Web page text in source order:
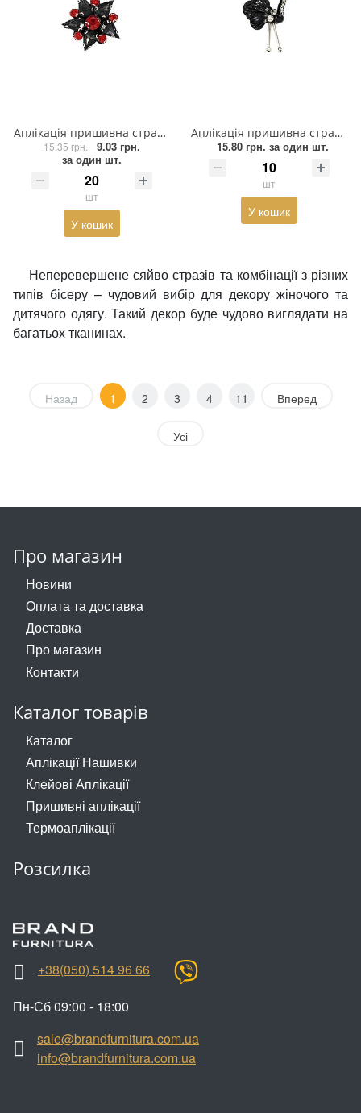
Аплікація пришивна стрази Зірка 3*3см, чорний, black diamond, червоне каміння, шт
15.35 грн. 9.03 грн.
за один шт.
шт
У кошик
Аплікація пришивна стрази Страус 4*4,5см чорний камінь, білий камінь crystal, чорний паєтки, прозорий бісер, шт.
15.80 грн. за один шт.
шт
У кошик
Неперевершене сяйво стразів та комбінації з різних
типів бісеру – чудовий вибір для декору жіночого та
дитячого одягу. Такий декор буде чудово виглядати на
багатьох тканинах.
Назад 1 2 3 4 11 Вперед
Усі
Про магазин
Новини
Оплата та доставка
Доставка
Про магазин
Контакти
Каталог товарів
Каталог
Аплікації Нашивки
Клейові Аплікації
Пришивні аплікації
Термоаплікації
Розсилка
+38(050) 514 96 66
Пн-Сб 09:00 - 18:00
sale@brandfurnitura.com.ua
info@brandfurnitura.com.ua